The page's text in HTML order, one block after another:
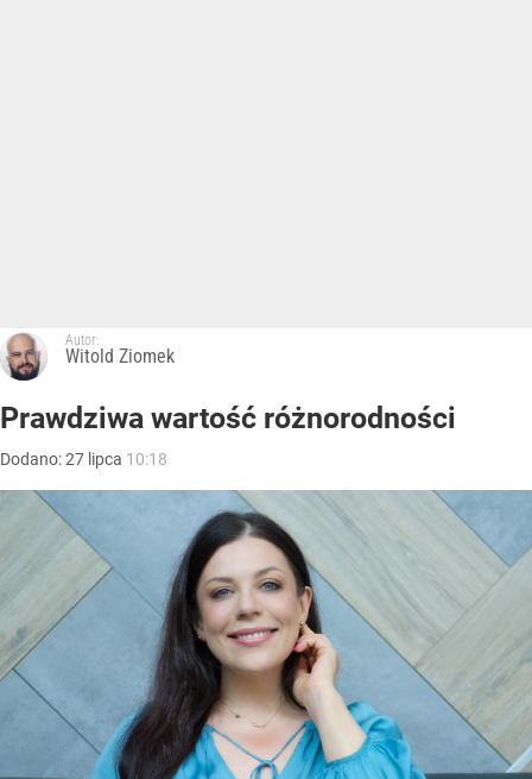
Autor:
Witold Ziomek
Prawdziwa wartość różnorodności
Dodano:27 lipca 10:18